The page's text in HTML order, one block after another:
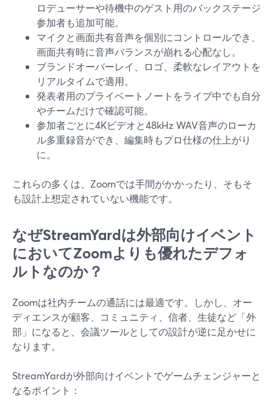
ロデューサーや待機中のゲスト用のバックステージ
参加者も追加可能。
マイクと画面共有音声を個別にコントロールでき、
画面共有時に音声バランスが崩れる心配なし。
ブランドオーバーレイ、ロゴ、柔軟なレイアウトを
リアルタイムで適用。
発表者用のプライベートノートをライブ中でも自分
やチームだけで確認可能。
参加者ごとに4Kビデオと48kHz WAV音声のローカ
ル多重録音ができ、編集時もプロ仕様の仕上がり
に。
これらの多くは、Zoomでは手間がかかったり、そもそ
も設計上想定されていない機能です。
なぜStreamYardは外部向けイベント
においてZoomよりも優れたデフォ
ルトなのか？
Zoomは社内チームの通話には最適です。しかし、オー
ディエンスが顧客、コミュニティ、信者、生徒など「外
部」になると、会議ツールとしての設計が逆に足かせに
なります。
StreamYardが外部向けイベントでゲームチェンジャーと
なるポイント：